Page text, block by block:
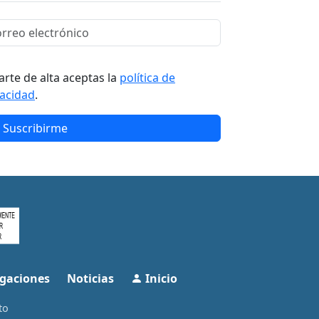
de alta aceptas la política de
.
Suscribirme
Noticias Inicio